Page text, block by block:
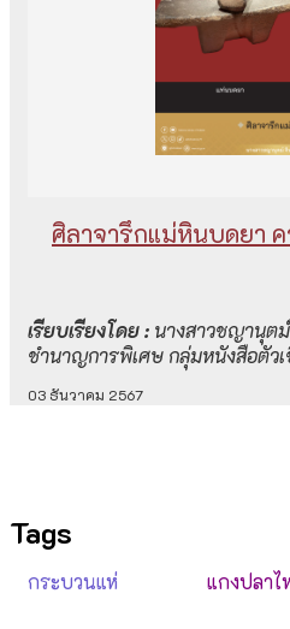
ศิลาจารึกแม่หินบดยา ค
เรียบเรียงโดย : นางสาวชญานุต
ชำนาญการพิเศษ กลุ่มหนังสือตัว
03 ธันวาคม 2567
Tags
กระบวนแห่ แกงปลาไ